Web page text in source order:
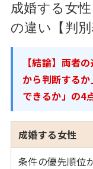
成婚する女
の違い【判別
【結論】両者
から判断する
できるか」の4
成婚する女性
条件の優先順位